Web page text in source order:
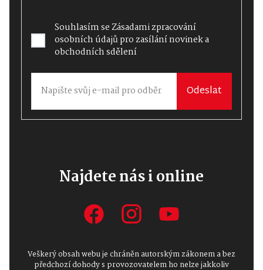
Souhlasím seZásadami zpracování
osobních údajůpro zasílání novinek a
obchodních sdělení
Odeslat
Najdete nás i online
Veškerý obsah webu je chráněn autorským zákonem a bez
předchozí dohody s provozovatelem ho nelze jakkoliv